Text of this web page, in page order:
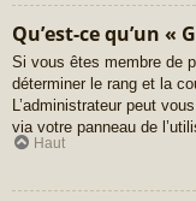
Qu’est-ce qu’un «
Si vous êtes membre de
déterminer le rang et la
L’administrateur peut
via votre panneau de
Haut